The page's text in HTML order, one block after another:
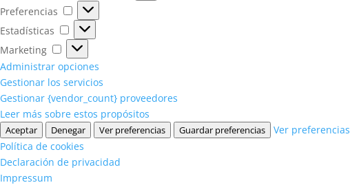
Preferencias
Preferencias
Estadísticas
Estadísticas
Marketing
Marketing
Administrar opciones
Gestionar los servicios
Gestionar {vendor_count} proveedores
Leer más sobre estos propósitos
Aceptar Denegar Ver preferencias Guardar preferencias
Ver preferencias
Política de cookies
Declaración de privacidad
Impressum